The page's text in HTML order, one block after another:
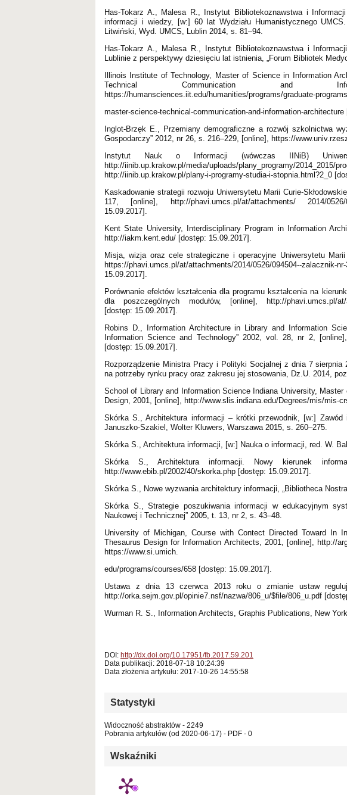
Has-Tokarz A., Malesa R., Instytut Bibliotekoznawstwa i
informacji i wiedzy, [w:] 60 lat Wydziału Humanistycznego
Litwiński, Wyd. UMCS, Lublin 2014, s. 81–94.
Has-Tokarz A., Malesa R., Instytut Bibliotekoznawstwa i
Lublinie z perspektywy dziesięciu lat istnienia, „Forum Bibliotek
Illinois Institute of Technology, Master of Science in Information
Technical Communication and
https://humansciences.iit.edu/humanities/programs/graduate-
master-science-technical-communication-and-information-architecture
Inglot-Brzęk E., Przemiany demograficzne a rozwój szkolnictwa
Gospodarczy” 2012, nr 26, s. 216–229, [online], https://
Instytut Nauk o Informacji (wówczas IINiB)
http://iinib.up.krakow.pl/media/uploads/plany_programy/
http://iinib.up.krakow.pl/plany-i-programy-studia-i-stopnia.html?2_0
Kaskadowanie strategii rozwoju Uniwersytetu Marii Curie-
117, [online], http://phavi.umcs.pl/at/attachments/ 2014/0526/
15.09.2017].
Kent State University, Interdisciplinary Program in Information
http://iakm.kent.edu/ [dostęp: 15.09.2017].
Misja, wizja oraz cele strategiczne i operacyjne Uniwersytetu Marii
https://phavi.umcs.pl/at/attachments/2014/0526/094504--
15.09.2017].
Porównanie efektów kształcenia dla programu kształcenia na
dla poszczególnych modułów, [online], http://phavi.umcs.pl/at/
[dostęp: 15.09.2017].
Robins D., Information Architecture in Library and Information
Information Science and Technology” 2002, vol. 28, nr 2,
[dostęp: 15.09.2017].
Rozporządzenie Ministra Pracy i Polityki Socjalnej z dnia 7
na potrzeby rynku pracy oraz zakresu jej stosowania, Dz.U. 2014,
School of Library and Information Science Indiana University,
Design, 2001, [online], http://www.slis.indiana.edu/Degrees/mis/mis-
Skórka S., Architektura informacji – krótki przewodnik, [w:]
Januszko-Szakiel, Wolter Kluwers, Warszawa 2015, s. 260–275.
Skórka S., Architektura informacji, [w:] Nauka o informacji, red. W.
Skórka S., Architektura informacji. Nowy kierunek
http://www.ebib.pl/2002/40/skorka.php [dostęp: 15.09.2017].
Skórka S., Nowe wyzwania architektury informacji, „Bibliotheca
Skórka S., Strategie poszukiwania informacji w edukacyjnym
Naukowej i Technicznej” 2005, t. 13, nr 2, s. 43–48.
University of Michigan, Course with Contect Directed Toward In
Thesaurus Design for Information Architects, 2001, [online], http://
https://www.si.umich.
edu/programs/courses/658 [dostęp: 15.09.2017].
Ustawa z dnia 13 czerwca 2013 roku o zmianie ustaw
http://orka.sejm.gov.pl/opinie7.nsf/nazwa/806_u/$file/806_u.pdf
Wurman R. S., Information Architects, Graphis Publications, New York
DOI: http://dx.doi.org/10.17951/fb.2017.59.201
Data publikacji: 2018-07-18 10:24:39
Data złożenia artykułu: 2017-10-26 14:55:58
Statystyki
Widoczność abstraktów - 2249
Pobrania artykułów (od 2020-06-17) - PDF - 0
Wskaźniki